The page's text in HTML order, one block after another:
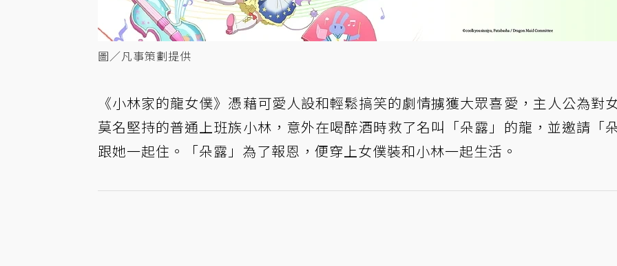
圖／凡事策劃提供
《小林家的龍女僕》憑藉可愛人設和輕鬆搞笑的劇情擄獲大眾喜愛，主人公為對
莫名堅持的普通上班族小林，意外在喝醉酒時救了名叫「朵露」的龍，並邀請「朵
跟她一起住。「朵露」為了報恩，便穿上女僕裝和小林一起生活。